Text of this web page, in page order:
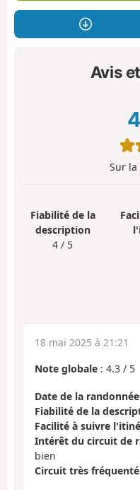
Avis
Sur la
Fiabilité de la
description
4 / 5
18 mai 2025 à 21:21
Note globale : 4.3 / 5
Date de la randonnée
Fiabilité de la
Facilité à suivre
Intérêt du circuit de
bien
Circuit très fréquenté